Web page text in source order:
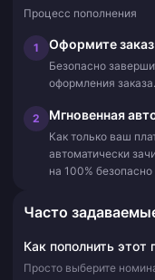
Процесс пополнения
1 Оформите заказ
Безопасно
оформления заказа.
2 Мгновенная
Как только ваш
автоматически
на 100%
Часто
Как пополнить этот
Просто выберите